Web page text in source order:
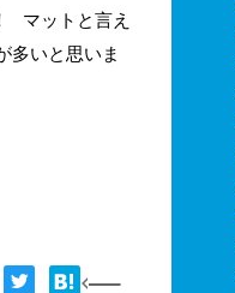
マットと言え
多いと思いま